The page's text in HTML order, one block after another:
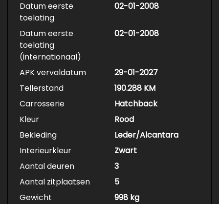
Datum eerste
toelating
02-01-2008
Datum eerste
toelating
(internationaal)
02-01-2008
APK vervaldatum
29-01-2027
Tellerstand
190.288 KM
Carrosserie
Hatchback
Kleur
Rood
Bekleding
Leder/Alcantara
Interieurkleur
Zwart
Aantal deuren
3
Aantal zitplaatsen
5
Gewicht
998 kg